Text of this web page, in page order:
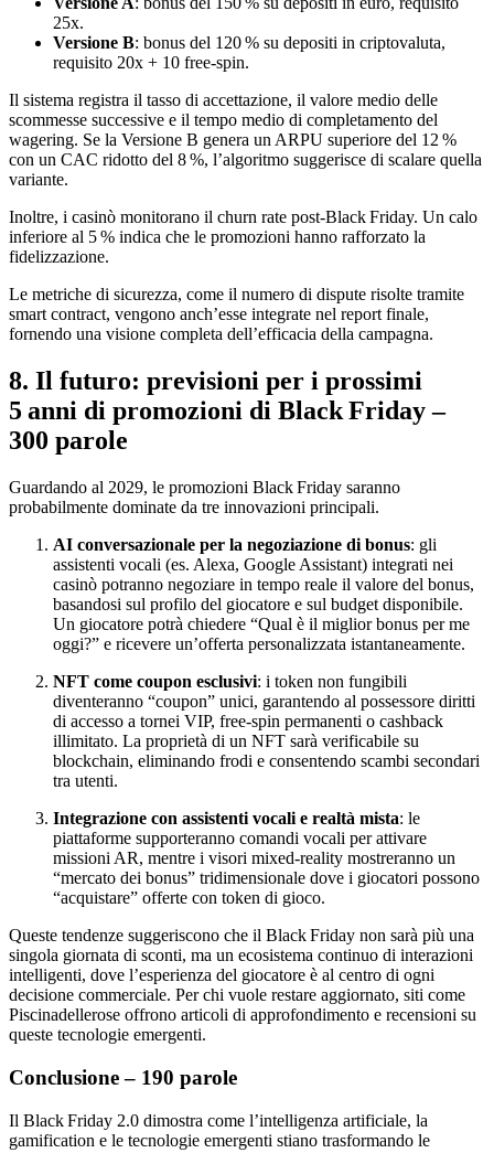
25x.
Versione B: bonus del 120 % su depositi in criptovaluta,
requisito 20x + 10 free‑spin.
Il sistema registra il tasso di accettazione, il valore medio delle
scommesse successive e il tempo medio di completamento del
wagering. Se la Versione B genera un ARPU superiore del 12 %
con un CAC ridotto del 8 %, l’algoritmo suggerisce di scalare quella
variante.
Inoltre, i casinò monitorano il churn rate post‑Black Friday. Un calo
inferiore al 5 % indica che le promozioni hanno rafforzato la
fidelizzazione.
Le metriche di sicurezza, come il numero di dispute risolte tramite
smart contract, vengono anch’esse integrate nel report finale,
fornendo una visione completa dell’efficacia della campagna.
8. Il futuro: previsioni per i prossimi
5 anni di promozioni di Black Friday –
300 parole
Guardando al 2029, le promozioni Black Friday saranno
probabilmente dominate da tre innovazioni principali.
AI conversazionale per la negoziazione di bonus: gli
assistenti vocali (es. Alexa, Google Assistant) integrati nei
casinò potranno negoziare in tempo reale il valore del bonus,
basandosi sul profilo del giocatore e sul budget disponibile.
Un giocatore potrà chiedere “Qual è il miglior bonus per me
oggi?” e ricevere un’offerta personalizzata istantaneamente.
NFT come coupon esclusivi: i token non fungibili
diventeranno “coupon” unici, garantendo al possessore diritti
di accesso a tornei VIP, free‑spin permanenti o cashback
illimitato. La proprietà di un NFT sarà verificabile su
blockchain, eliminando frodi e consentendo scambi secondari
tra utenti.
Integrazione con assistenti vocali e realtà mista: le
piattaforme supporteranno comandi vocali per attivare
missioni AR, mentre i visori mixed‑reality mostreranno un
“mercato dei bonus” tridimensionale dove i giocatori possono
“acquistare” offerte con token di gioco.
Queste tendenze suggeriscono che il Black Friday non sarà più una
singola giornata di sconti, ma un ecosistema continuo di interazioni
intelligenti, dove l’esperienza del giocatore è al centro di ogni
decisione commerciale. Per chi vuole restare aggiornato, siti come
Piscinadellerose offrono articoli di approfondimento e recensioni su
queste tecnologie emergenti.
Conclusione – 190 parole
Il Black Friday 2.0 dimostra come l’intelligenza artificiale, la
gamification e le tecnologie emergenti stiano trasformando le